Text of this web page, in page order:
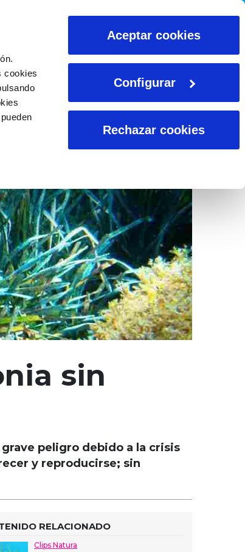
cookies
Aceptar cookies
Configurar
Rechazar cookies
sin
peligro debido a la crisis
y reproducirse; sin
RELACIONADO
Clips Natura